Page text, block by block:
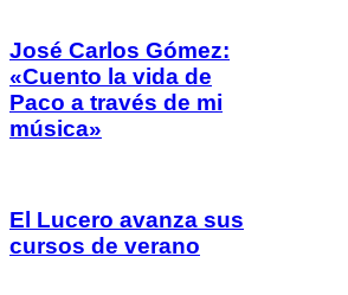
José Carlos Gómez:
«Cuento la vida de
Paco a través de mi
música»
El Lucero avanza sus
cursos de verano